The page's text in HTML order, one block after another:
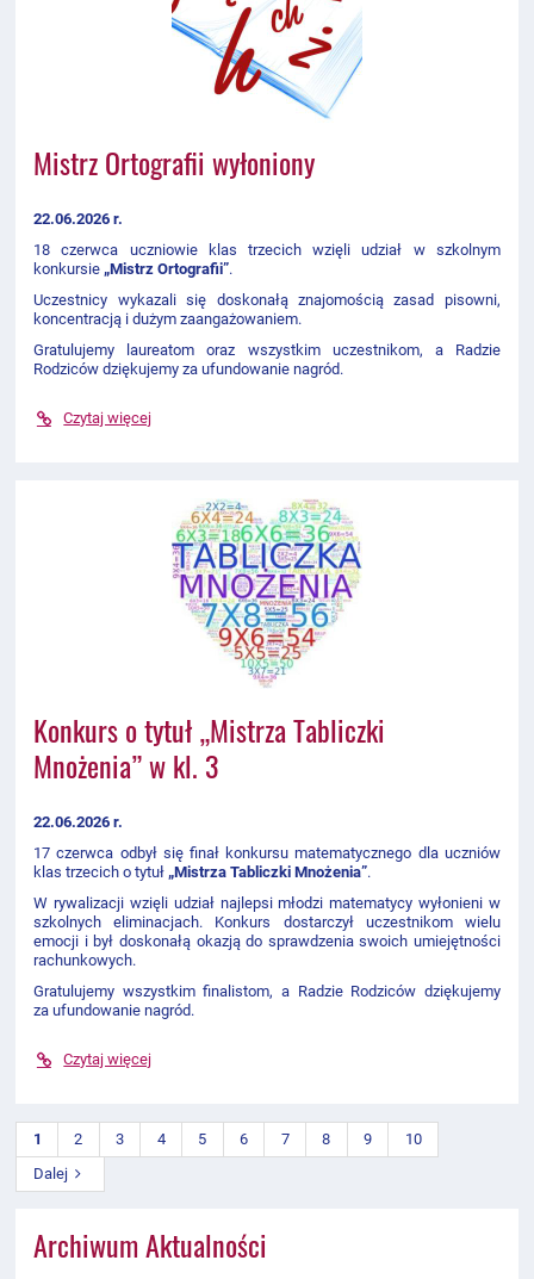
Mistrz Ortografii wyłoniony
22.06.2026 r.
18 czerwca uczniowie klas trzecich wzięli udział w szkolnym
konkursie „Mistrz Ortografii”.
Uczestnicy wykazali się doskonałą znajomością zasad pisowni,
koncentracją i dużym zaangażowaniem.
Gratulujemy laureatom oraz wszystkim uczestnikom, a Radzie
Rodziców dziękujemy za ufundowanie nagród.
Czytaj więcej
Konkurs o tytuł „Mistrza Tabliczki
Mnożenia” w kl. 3
22.06.2026 r.
17 czerwca odbył się finał konkursu matematycznego dla uczniów
klas trzecich o tytuł „Mistrza Tabliczki Mnożenia”.
W rywalizacji wzięli udział najlepsi młodzi matematycy wyłonieni w
szkolnych eliminacjach. Konkurs dostarczył uczestnikom wielu
emocji i był doskonałą okazją do sprawdzenia swoich umiejętności
rachunkowych.
Gratulujemy wszystkim finalistom, a Radzie Rodziców dziękujemy
za ufundowanie nagród.
Czytaj więcej
1 2 3 4 5 6 7 8 9
10
Dalej
Archiwum Aktualności